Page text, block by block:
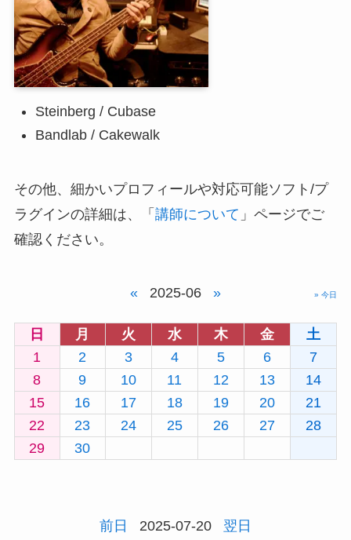
Steinberg / Cubase
Bandlab / Cakewalk
その他、細かいプロフィールや対応可能ソフト/プ
ラグインの詳細は、「 講師について 」ページでご
確認ください。
« 2025-06 » » 今日
日 月 火 水 木 金
土
1
2 3 4 5 6
7
8
9 10 11 12 13
14
15
16 17 18 19 20
21
22
23 24 25 26 27
28
29
30
前日 2025-07-20 翌日